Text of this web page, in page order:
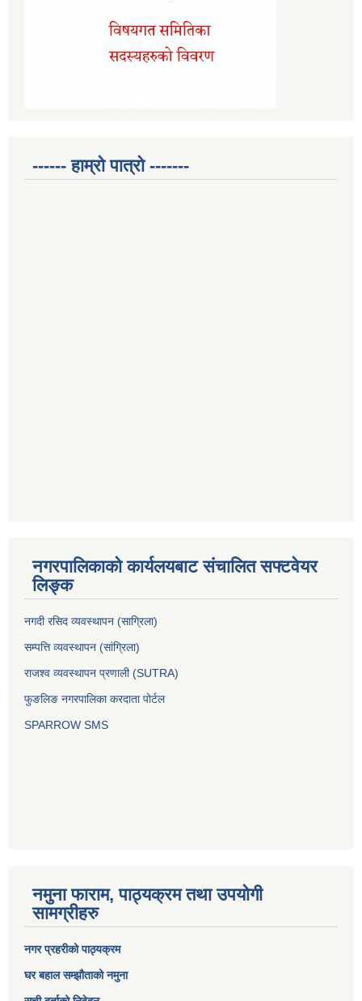
------ हाम्रो पात्रो -------
नगरपालिकाको कार्यलयबाट संचालित सफ्टवेयर
लिङ्क
नगदी रसिद व्यवस्थापन (साग्रिला)
सम्पत्ति व्यवस्थापन (सांग्रिला)
राजश्व व्यवस्थापन प्रणाली (SUTRA)
फुङलिङ नगरपालिका करदाता पोर्टल
SPARROW SMS
नमुना फाराम, पाठ्यक्रम तथा उपयोगी
सामग्रीहरु
नगर प्रहरीको पाठ्यक्रम
घर बहाल सम्झौताको नमुना